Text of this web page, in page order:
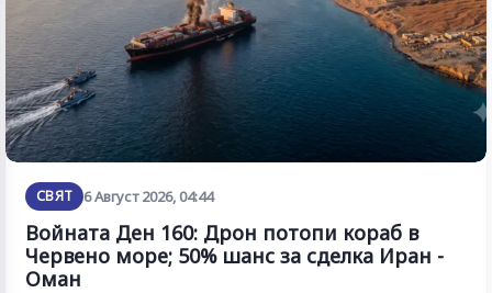
СВЯТ 6 Август 2026, 04:44
Войната Ден 160: Дрон потопи кораб в
Червено море; 50% шанс за сделка Иран -
Оман